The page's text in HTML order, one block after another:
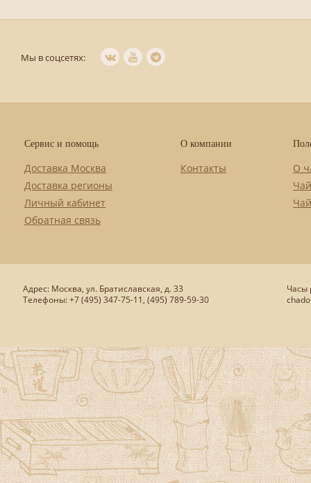
Мы в соцсетях:
Сервис и помощь
Доставка Москва
Доставка регионы
Личный кабинет
Обратная связь
О компании
Контакты
О
Адрес: Москва, ул. Братиславская, д. 33
Телефоны: +7 (495) 347-75-11, (495) 789-59-30
Часы